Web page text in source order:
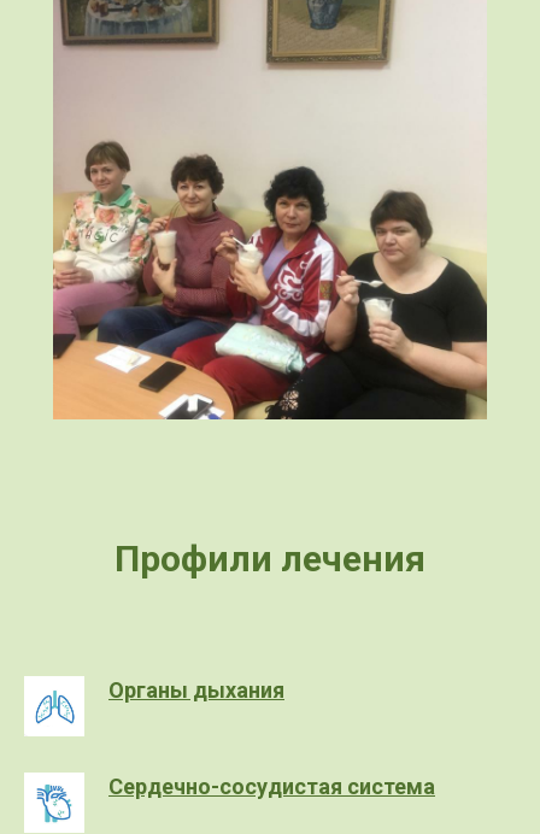
Профили лечения
Органы дыхания
Сердечно-сосудистая система